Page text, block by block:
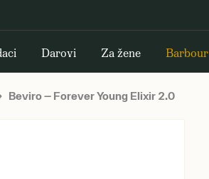
Darovi Za žene Barbour
Beviro — Forever Young Elixir 2.0